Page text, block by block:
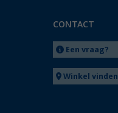
CONTACT
Een vraag?
Winkel vinden